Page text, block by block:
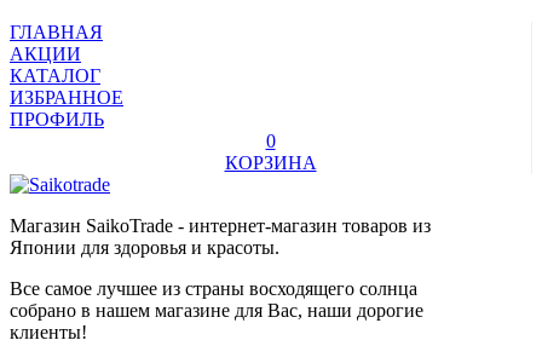
ГЛАВНАЯ
АКЦИИ
КАТАЛОГ
ИЗБРАННОЕ
ПРОФИЛЬ
0
КОРЗИНА
Магазин SaikoTrade - интернет-магазин товаров из
Японии для здоровья и красоты.
Все самое лучшее из страны восходящего солнца
собрано в нашем магазине для Вас, наши дорогие
клиенты!